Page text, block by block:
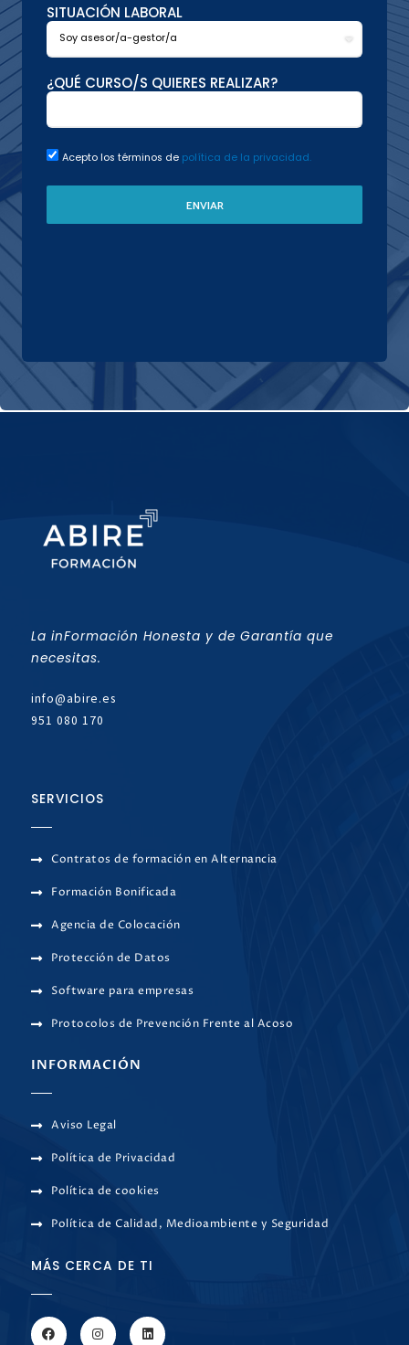
SITUACIÓN LABORAL
¿QUÉ CURSO/S QUIERES REALIZAR?
Acepto los términos de política de la privacidad.
ENVIAR
La inFormación Honesta y de Garantía que
necesitas.
info@abire.es
951 080 170
SERVICIOS
Contratos de formación en Alternancia
Formación Bonificada
Agencia de Colocación
Protección de Datos
Software para empresas
Protocolos de Prevención Frente al Acoso
INFORMACIÓN
Aviso Legal
Política de Privacidad
Política de cookies
Política de Calidad, Medioambiente y Seguridad
MÁS CERCA DE TI